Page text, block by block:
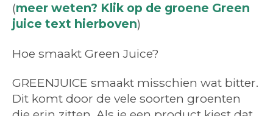
(meer weten? Klik op de groene Green
juice text hierboven)
Hoe smaakt Green Juice?
GREENJUICE smaakt misschien wat bitter.
Dit komt door de vele soorten groenten